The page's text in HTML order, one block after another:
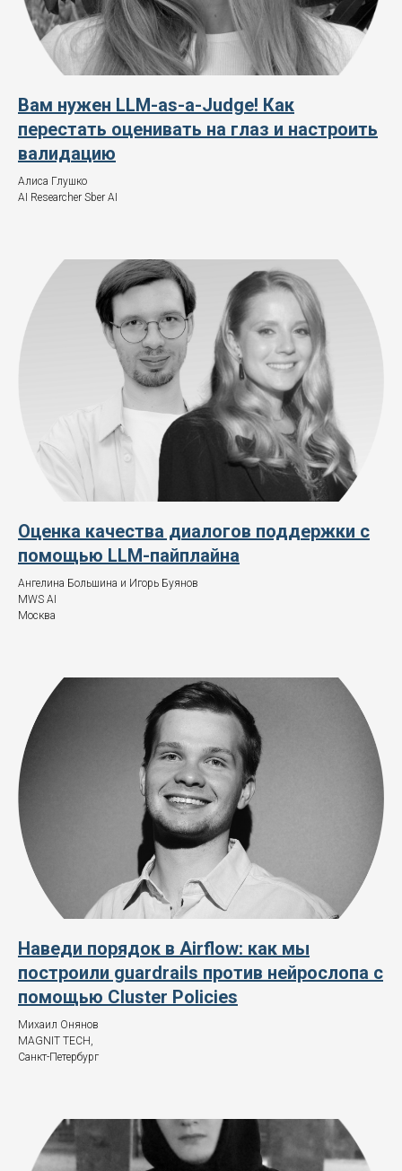
Вам нужен LLM-as-a-Judge! Как
перестать оценивать на глаз и настроить
валидацию
Алиса Глушко
AI Researcher Sber AI
Оценка качества диалогов поддержки с
помощью LLM-пайплайна
Ангелина Большина и Игорь Буянов
MWS AI
Москва
Наведи порядок в Airflow: как мы
построили guardrails против нейрослопа с
помощью Cluster Policies
Михаил Онянов
MAGNIT TECH,
Санкт-Петербург